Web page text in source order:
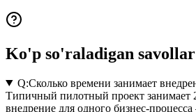
Ko'p so'raladigan savollar
Q:Сколько времени занимает
Типичный пилотный проект занимает
внедрение для одного бизнес-